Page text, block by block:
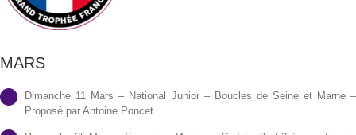
MARS
Dimanche 11 Mars – National Junior – Boucles de Seine et Marne –
Proposé par Antoine Poncet.